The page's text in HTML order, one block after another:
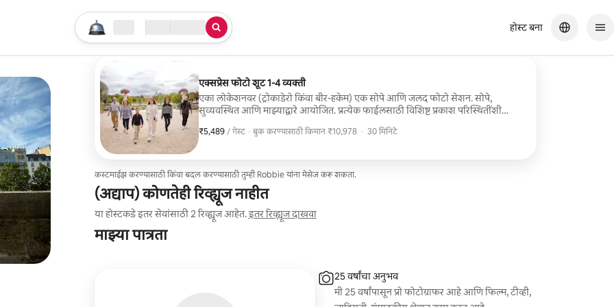
तुमचा सर्च सुरू करा
लोकेशन चेक इन / चेक आऊट
सेवेचा प्रकार
होस्ट बना
एक्सप्रेस फोटो शूट 1-4 व्यक्ती
एका लोकेशनवर (ट्रोकाडेरो किंवा बीर-हकेम) एक सोपे आणि जलद फोटो सेशन. सोपे,
सुव्यवस्थित आणि माझ्याद्वारे आयोजित. प्रत्येक फाईलसाठी विशिष्ट प्रकाश परिस्थितींशी
11 सिग्नेचर एडिट्सचा समावेश आहे (एकूण 22+ फाइल्स). कपडे बदलणार नाही. नक्की 30 मि.
₹5,489 / गेस्ट
₹5,489 प्रति गेस्ट
· बुक करण्यासाठी किमान ₹10,978
, · 30 मिनिटे
कस्टमाईझ करण्यासाठी किंवा बदल करण्यासाठी तुम्ही Robbie यांना मेसेज करू शकता.
(अद्याप) कोणतेही रिव्ह्यूज नाहीत
या होस्टकडे इतर सेवांसाठी 2 रिव्ह्यूज आहेत.इतर रिव्ह्यूज दाखवा
माझ्या पात्रता
25 वर्षांचा अनुभव
मी 25 वर्षांपासून प्रो फोटोग्राफर आहे आणि फिल्म, टीव्ही,